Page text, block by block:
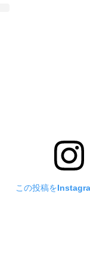
この投稿を